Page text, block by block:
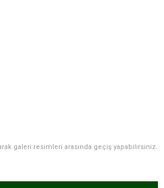
galeri resimleri arasında geçiş yapabilirsiniz.